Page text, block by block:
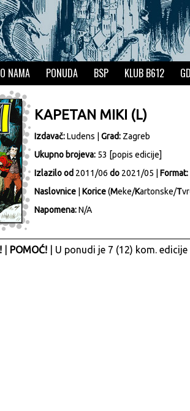
O NAMA PONUDA BSP KLUB B612
KAPETAN MIKI (L)
Izdavač:Ludens Grad: Zagreb
Ukupno brojeva: 53 [popis edicije]
Izlazilo od 2011/06 do 2021/05 | Format:
Naslovnice
Korice(Meke/Kartonske/T
Napomena:N/A
POMOĆ! | U ponudi je 7 (12) kom. edicije